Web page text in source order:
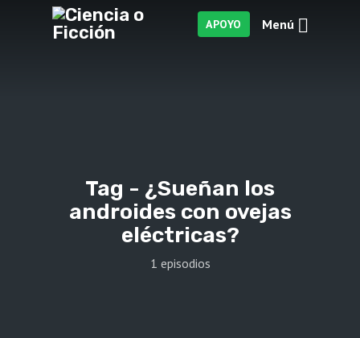
APOYO Menú
Tag - ¿Sueñan los
androides con ovejas
eléctricas?
1 episodios